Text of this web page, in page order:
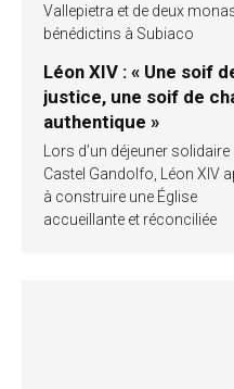
Vallepietra et de deux
bénédictins à Subiaco
Léon XIV : « Une soif
justice, une soif de
authentique »
Lors d’un déjeuner solidaire
Castel Gandolfo, Léon XIV
à construire une Église
accueillante et réconciliée